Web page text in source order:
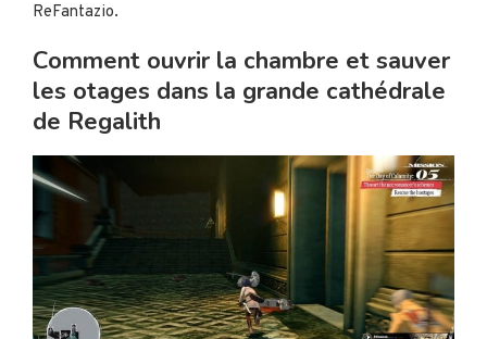
ReFantazio.
Comment ouvrir la chambre et sauver
les otages dans la grande cathédrale
de Regalith